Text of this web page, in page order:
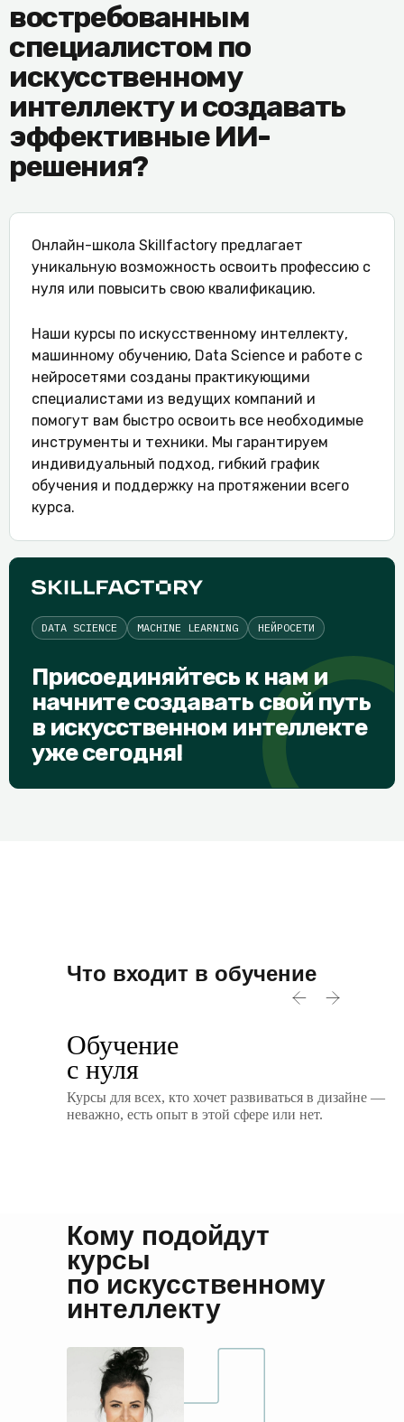
востребованным
специалистом по
искусственному
интеллекту и создавать
эффективные ИИ-
решения?
Онлайн-школа Skillfactory предлагает
уникальную возможность освоить профессию с
нуля или повысить свою квалификацию.
Наши курсы по искусственному интеллекту,
машинному обучению, Data Science и работе с
нейросетями созданы практикующими
специалистами из ведущих компаний и
помогут вам быстро освоить все необходимые
инструменты и техники. Мы гарантируем
индивидуальный подход, гибкий график
обучения и поддержку на протяжении всего
курса.
DATA SCIENCE MACHINE LEARNING НЕЙРОСЕТИ
Присоединяйтесь к нам и
начните создавать свой путь
в искусственном интеллекте
уже сегодня!
Что входит в обучение
Обучение
с нуля
Курсы для всех, кто хочет развиваться в дизайне —
неважно, есть опыт в этой сфере или нет.
Кому подойдут
курсы
по искусственному
интеллекту